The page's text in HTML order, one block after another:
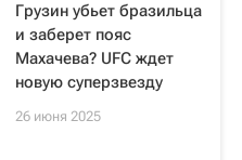
Грузин убьет бразильца
и заберет пояс
Махачева? UFC ждет
новую суперзвезду
26 июня 2025